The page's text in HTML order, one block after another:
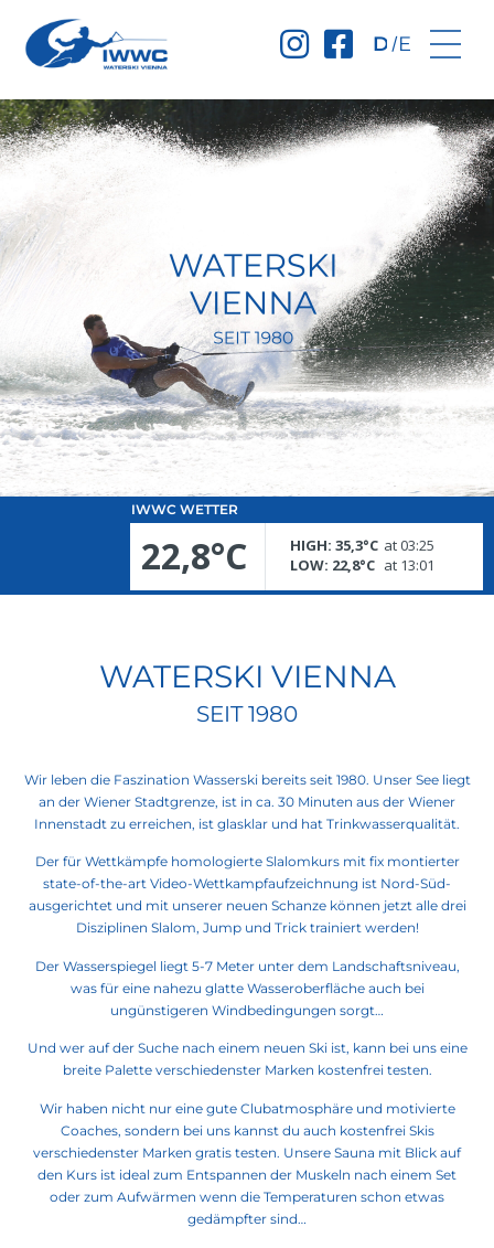
Deutsch
English
IWWC WETTER
WATERSKI VIENNA
SEIT 1980
Wir leben die Faszination Wasserski bereits seit 1980. Unser See liegt
an der Wiener Stadtgrenze, ist in ca. 30 Minuten aus der Wiener
Innenstadt zu erreichen, ist glasklar und hat Trinkwasserqualität.
Der für Wettkämpfe homologierte Slalomkurs mit fix montierter
state-of-the-art Video-Wettkampfaufzeichnung ist Nord-Süd-
ausgerichtet und mit unserer neuen Schanze können jetzt alle drei
Disziplinen Slalom, Jump und Trick trainiert werden!
Der Wasserspiegel liegt 5-7 Meter unter dem Landschaftsniveau,
was für eine nahezu glatte Wasseroberfläche auch bei
ungünstigeren Windbedingungen sorgt…
Und wer auf der Suche nach einem neuen Ski ist, kann bei uns eine
breite Palette verschiedenster Marken kostenfrei testen.
Wir haben nicht nur eine gute Clubatmosphäre und motivierte
Coaches, sondern bei uns kannst du auch kostenfrei Skis
verschiedenster Marken gratis testen. Unsere Sauna mit Blick auf
den Kurs ist ideal zum Entspannen der Muskeln nach einem Set
oder zum Aufwärmen wenn die Temperaturen schon etwas
gedämpfter sind…